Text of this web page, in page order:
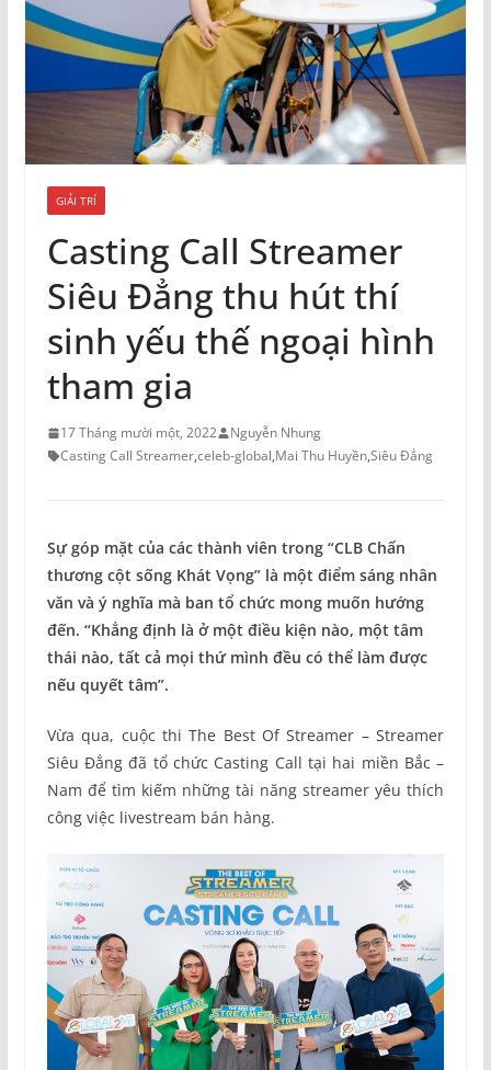
GIẢI TRÍ
Casting Call Streamer
Siêu Đẳng thu hút thí
sinh yếu thế ngoại hình
tham gia
17 Tháng mười một, 2022
Nguyễn Nhung
Casting Call Streamer,celeb-global,Mai Thu Huyền,Siêu Đẳng
Sự góp mặt của các thành viên trong “CLB Chấn
thương cột sống Khát Vọng” là một điểm sáng nhân
văn và ý nghĩa mà ban tổ chức mong muốn hướng
đến. “Khẳng định là ở một điều kiện nào, một tâm
thái nào, tất cả mọi thứ mình đều có thể làm được
nếu quyết tâm”.
Vừa qua, cuộc thi The Best Of Streamer – Streamer
Siêu Đẳng đã tổ chức Casting Call tại hai miền Bắc –
Nam để tìm kiếm những tài năng streamer yêu thích
công việc livestream bán hàng.